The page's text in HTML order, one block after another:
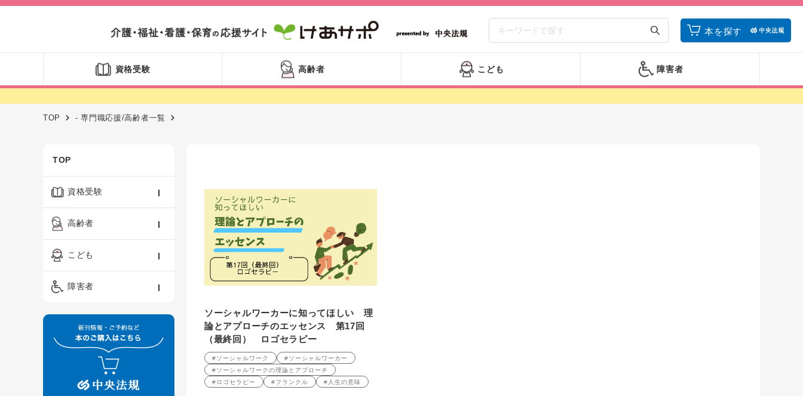
本を探す
資格受験 高齢者 こども 障害者
TOP - 専門職応援/高齢者一覧
TOP
資格受験
ケアマネジャー
精神保健福祉士
保育士
高齢者
認知症ケア・介護技術
ーシャルワーク
看護
制度
こども
保育・教育／発達障害
障害者
障害者支援・福祉
ソーシャルワーカーに知ってほしい 理
論とアプローチのエッセンス 第17回
（最終回） ロゴセラピー
#ソーシャルワーク
#ソーシャルワーカー
#ソーシャルワークの理論とアプローチ
#ロゴセラピー
#フランクル #人生の意味